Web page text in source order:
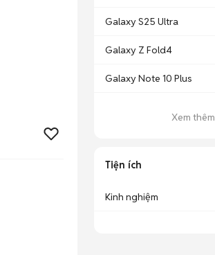
Galaxy S25 Ultra
Galaxy Z Fold4
Galaxy Note 10 Plus
Xem thêm
Tiện ích
Kinh nghiệm